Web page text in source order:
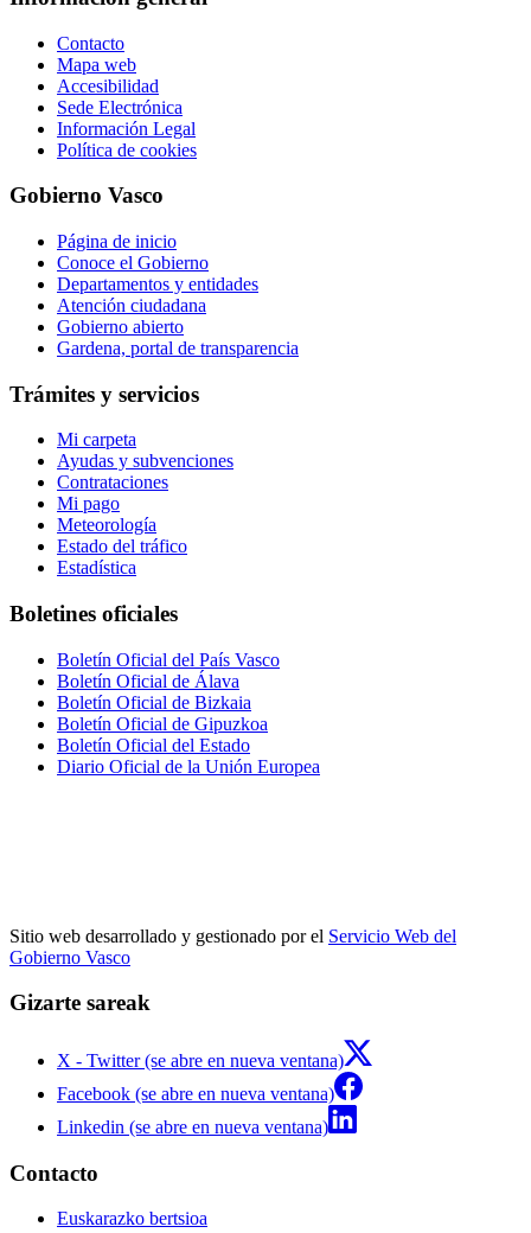
Contacto
Mapa web
Accesibilidad
Sede Electrónica
Información Legal
Política de cookies
Gobierno Vasco
Página de inicio
Conoce el Gobierno
Departamentos y entidades
Atención ciudadana
Gobierno abierto
Gardena, portal de transparencia
Trámites y servicios
Mi carpeta
Ayudas y subvenciones
Contrataciones
Mi pago
Meteorología
Estado del tráfico
Estadística
Boletines oficiales
Boletín Oficial del País Vasco
Boletín Oficial de Álava
Boletín Oficial de Bizkaia
Boletín Oficial de Gipuzkoa
Boletín Oficial del Estado
Diario Oficial de la Unión Europea
Sitio web desarrollado y gestionado por el Servicio Web del
Gobierno Vasco
Gizarte sareak
X - Twitter (se abre en nueva ventana)
Facebook (se abre en nueva ventana)
Linkedin (se abre en nueva ventana)
Contacto
Euskarazko bertsioa